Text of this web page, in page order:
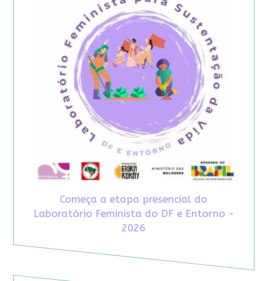
Começa a etapa presencial do
Laboratório Feminista do DF e Entorno -
2026